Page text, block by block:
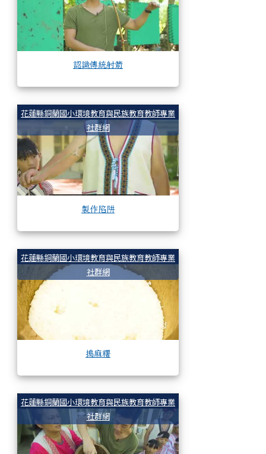
認識傳統射箭
花蓮縣銅蘭國小環境教育與民族教育教師專業
社群網
製作陷阱
花蓮縣銅蘭國小環境教育與民族教育教師專業
社群網
搗麻糬
花蓮縣銅蘭國小環境教育與民族教育教師專業
社群網